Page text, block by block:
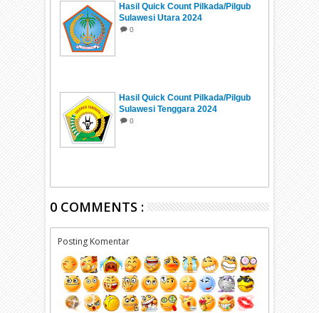
Hasil Quick Count Pilkada/Pilgub
Sulawesi Utara 2024
0
Hasil Quick Count Pilkada/Pilgub
Sulawesi Tenggara 2024
0
0 COMMENTS :
Posting Komentar